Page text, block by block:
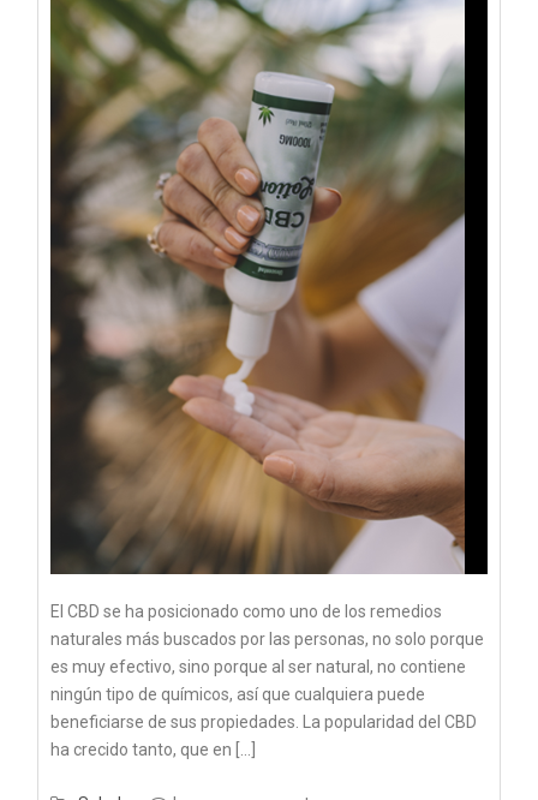
El CBD se ha posicionado como uno de los remedios
naturales más buscados por las personas, no solo porque
es muy efectivo, sino porque al ser natural, no contiene
ningún tipo de químicos, así que cualquiera puede
beneficiarse de sus propiedades. La popularidad del CBD
ha crecido tanto, que en […]